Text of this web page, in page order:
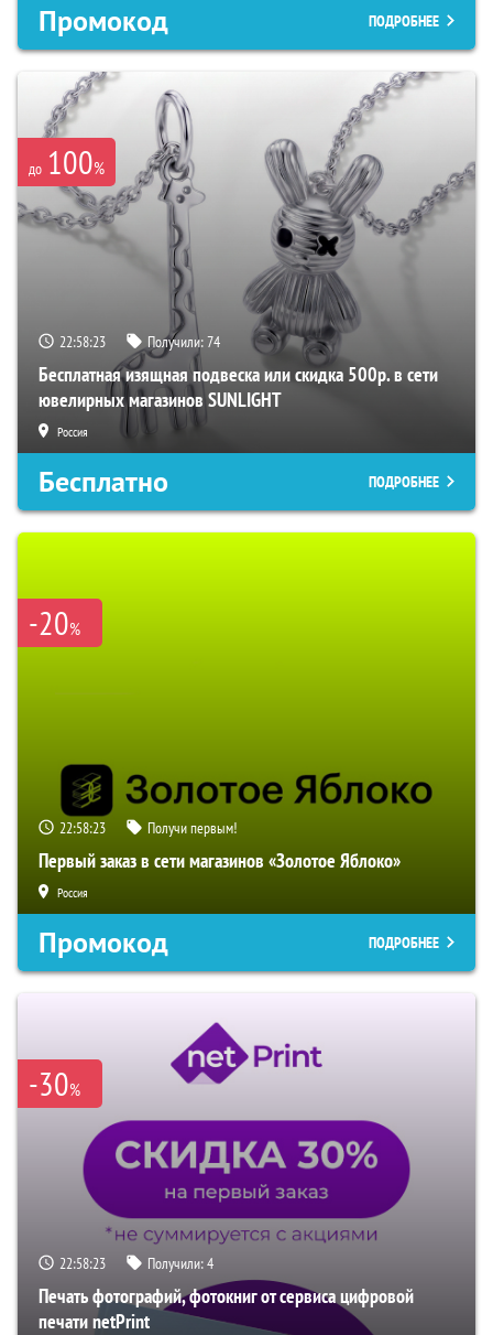
Промокод ПОДРОБНЕЕ
до 100%
22:58:22 Получили:74
Бесплатная изящная подвеска или скидка 500р. в сети
ювелирных магазинов SUNLIGHT
Россия
Бесплатно ПОДРОБНЕЕ
-20%
22:58:22 Получи первым!
Первый заказ в сети магазинов «Золотое Яблоко»
Россия
Промокод ПОДРОБНЕЕ
-30%
22:58:22 Получили:4
Печать фотографий, фотокниг от сервиса цифровой
печати netPrint